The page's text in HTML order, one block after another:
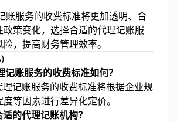
账服务的收费标准将更加透明、合
策变化，选择合适的代理记账服
，提高财务管理效率。
账服务的收费标准如何？
记账服务的收费标准将根据企业规
等因素进行差异化定价。
的代理记账机构？